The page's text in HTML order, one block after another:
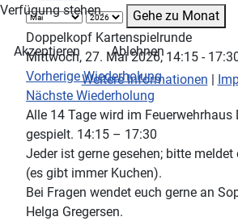
Gehe zu Monat
Doppelkopf Kartenspielrunde
Mittwoch, 27. Mai 2026, 14:15 -
Vorherige Wiederholung
Nächste Wiederholung
Alle 14 Tage wird im Feuerwehrhaus
gespielt. 14:15 – 17:30
Jeder ist gerne gesehen; bitte meldet
(es gibt immer Kuchen).
Bei Fragen wendet euch gerne an
Helga Gregersen.
Verfügung stehen.
Akzeptieren
Ablehnen
Weitere Informationen |